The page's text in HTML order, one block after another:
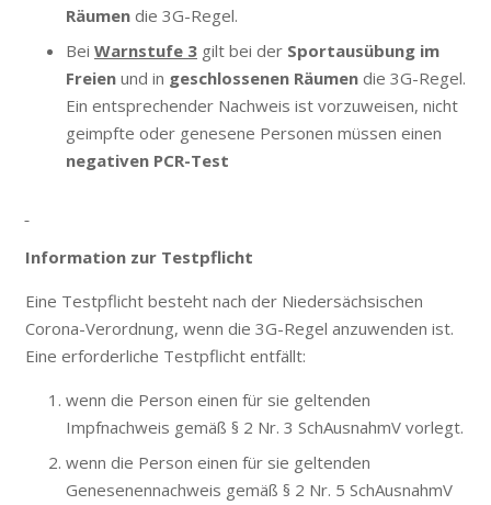
Räumen die 3G-Regel.
Bei Warnstufe 3 gilt bei der Sportausübung im
Freien und in geschlossenen Räumen die 3G-Regel.
Ein entsprechender Nachweis ist vorzuweisen, nicht
geimpfte oder genesene Personen müssen einen
negativen PCR-Test
Information zur Testpflicht
Eine Testpflicht besteht nach der Niedersächsischen
Corona-Verordnung, wenn die 3G-Regel anzuwenden ist.
Eine erforderliche Testpflicht entfällt:
wenn die Person einen für sie geltenden
Impfnachweis gemäß § 2 Nr. 3 SchAusnahmV vorlegt.
wenn die Person einen für sie geltenden
Genesenennachweis gemäß § 2 Nr. 5 SchAusnahmV